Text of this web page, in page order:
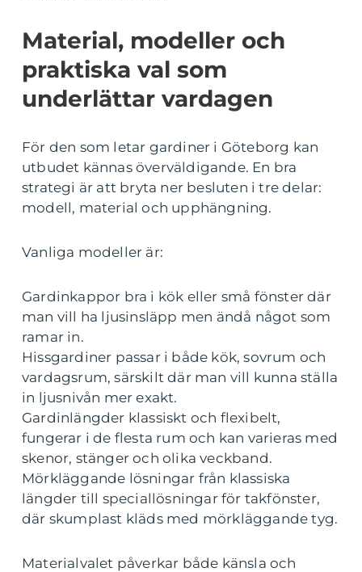
Material, modeller och
praktiska val som
underlättar vardagen
För den som letar gardiner i Göteborg kan
utbudet kännas överväldigande. En bra
strategi är att bryta ner besluten i tre delar:
modell, material och upphängning.
Vanliga modeller är:
Gardinkappor bra i kök eller små fönster där
man vill ha ljusinsläpp men ändå något som
ramar in.
Hissgardiner passar i både kök, sovrum och
vardagsrum, särskilt där man vill kunna ställa
in ljusnivån mer exakt.
Gardinlängder klassiskt och flexibelt,
fungerar i de flesta rum och kan varieras med
skenor, stänger och olika veckband.
Mörkläggande lösningar från klassiska
längder till speciallösningar för takfönster,
där skumplast kläds med mörkläggande tyg.
Materialvalet påverkar både känsla och